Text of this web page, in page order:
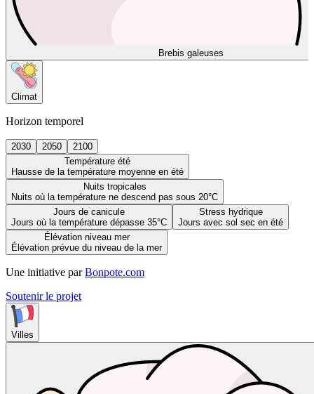
Brebis galeuses
Climat
Horizon temporel
2030 2050
2100
Température été
Hausse de la température moyenne en été
Nuits tropicales
Nuits où la température ne descend pas sous 20°C
Jours de canicule
Jours où la température dépasse 35°C
Stress hydrique
Jours avec sol sec en été
Élévation niveau mer
Élévation prévue du niveau de la mer
Une initiative par Bonpote.com
Soutenir le projet
Villes